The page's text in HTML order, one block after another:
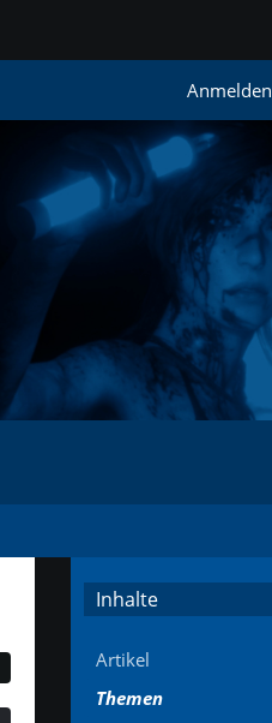
Anmelden
Inhalte
Artikel
Themen